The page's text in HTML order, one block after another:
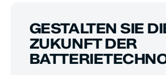
GESTALTEN SIE
ZUKUNFT DER